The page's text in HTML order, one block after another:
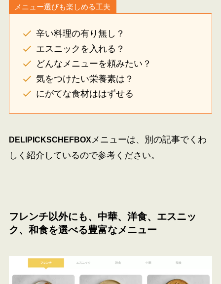
メニュー選びも楽しめる工夫
辛い料理の有り無し？
エスニックを入れる？
どんなメニューを頼みたい？
気をつけたい栄養素は？
にがてな食材ははずせる
DELIPICKSCHEFBOX メニューは、別の記事でくわ
しく紹介しているので参考ください。
フレンチ以外にも、中華、洋食、エスニッ
ク、和食を選べる豊富なメニュー